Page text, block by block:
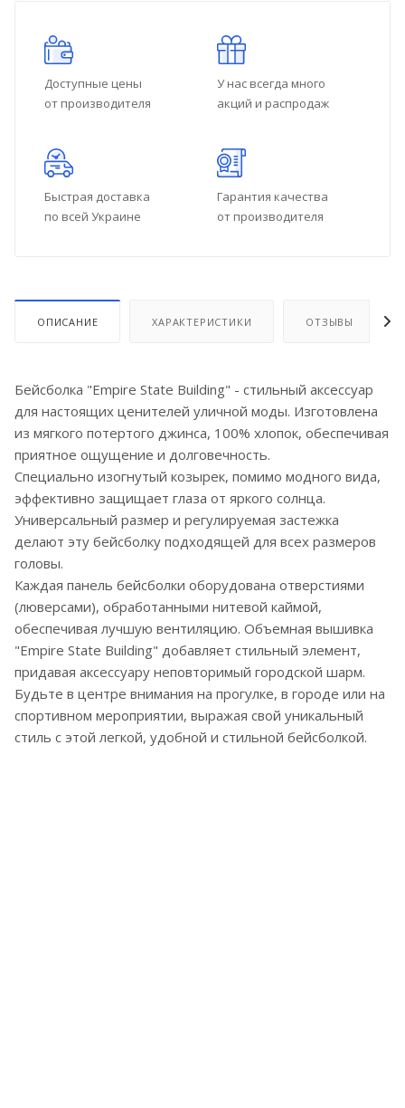
Доступные цены
от производителя
У нас всегда много
акций и распродаж
Быстрая доставка
по всей Украине
Гарантия качества
от производителя
ОПИСАНИЕ ХАРАКТЕРИСТИКИ ОТЗЫВЫ
Бейсболка "Empire State Building" - стильный аксессуар
для настоящих ценителей уличной моды. Изготовлена
из мягкого потертого джинса, 100% хлопок, обеспечивая
приятное ощущение и долговечность.
Специально изогнутый козырек, помимо модного вида,
эффективно защищает глаза от яркого солнца.
Универсальный размер и регулируемая застежка
делают эту бейсболку подходящей для всех размеров
головы.
Каждая панель бейсболки оборудована отверстиями
(люверсами), обработанными нитевой каймой,
обеспечивая лучшую вентиляцию. Объемная вышивка
"Empire State Building" добавляет стильный элемент,
придавая аксессуару неповторимый городской шарм.
Будьте в центре внимания на прогулке, в городе или на
спортивном мероприятии, выражая свой уникальный
стиль с этой легкой, удобной и стильной бейсболкой.